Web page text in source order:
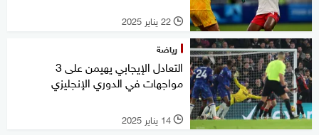
l 22 يناير 2025
رياضة
التعادل الإيجابي يهيمن على 3
مواجهات في الدوري الإنجليزي
l 14 يناير 2025